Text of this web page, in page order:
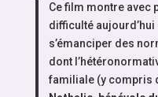
Ce film montre avec
difficulté
s’émanciper des
dont
familiale (y compris